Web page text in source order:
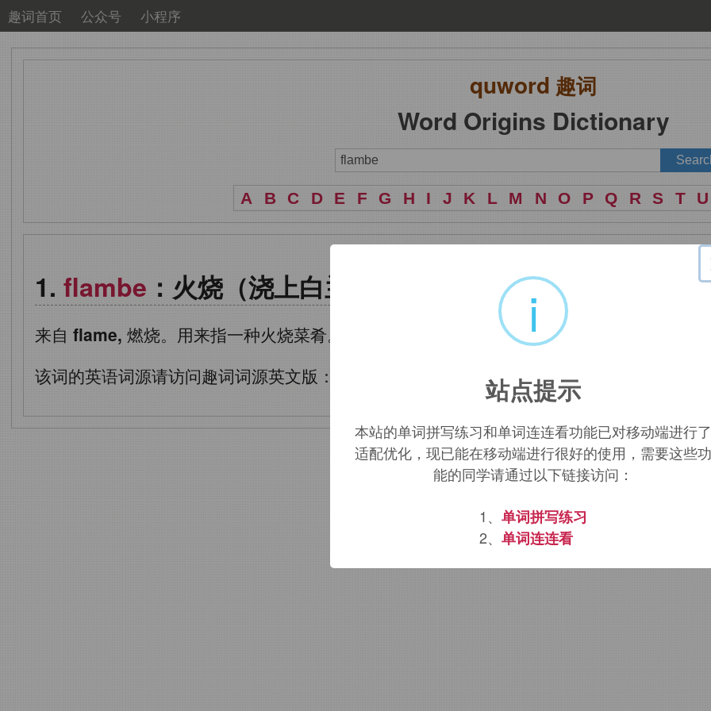
趣词首页 公众号 小程序
quword 趣词
Word Origins Dictionary
A B C D E F G H I J K L M N O P Q R S T U
flambe ：火烧（浇上白兰地等酒后点燃上桌）
来自 flame, 燃烧。用来指一种火烧菜肴。
该词的英语词源请访问趣词词源英文版：
flambe 含义。
i
站点提示
本站的单词拼写练习和单词连连看功能已对移动端进行了
适配优化，现已能在移动端进行很好的使用，需要这些功
能的同学请通过以下链接访问：
1、 单词拼写练习
2、 单词连连看